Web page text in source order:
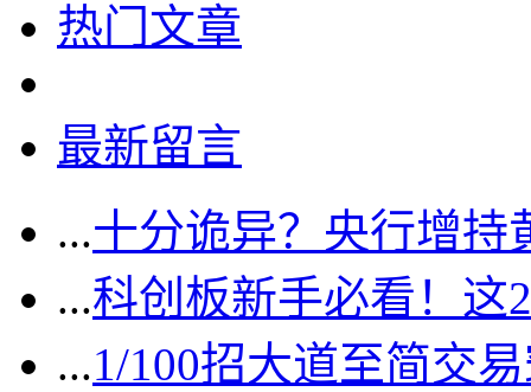
热门文章
最新留言
...十分诡异？央行增持
...科创板新手必看！这
...1/100招大道至简交